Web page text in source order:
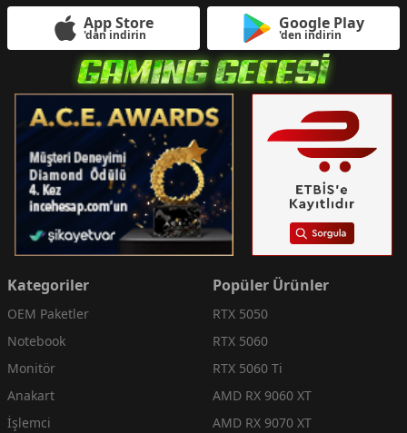
App Store
'dan indirin
Google Play
'den indirin
Kategoriler
OEM Paketler
Notebook
Monitör
Anakart
İşlemci
Popüler Ürünler
RTX 5050
RTX 5060
RTX 5060 Ti
AMD RX 9060 XT
AMD RX 9070 XT